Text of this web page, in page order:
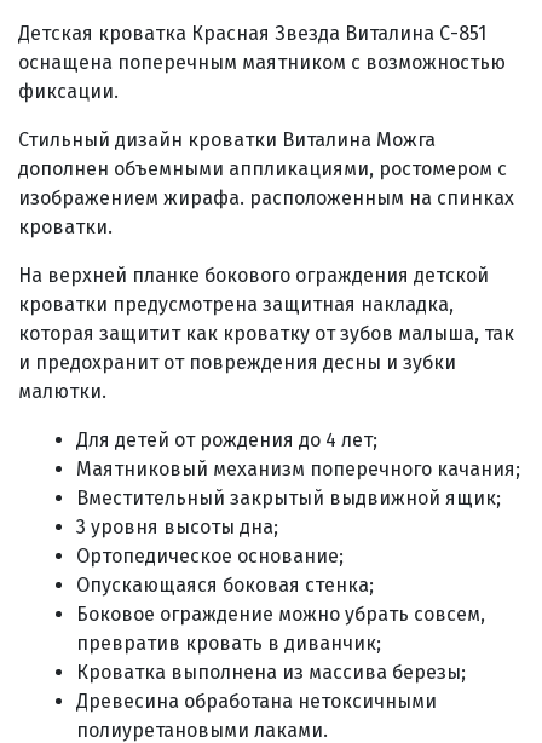
Детская кроватка Красная Звезда Виталина С-851
оснащена поперечным маятником с возможностью
фиксации.
Стильный дизайн кроватки Виталина Можга
дополнен объемными аппликациями, ростомером с
изображением жирафа. расположенным на спинках
кроватки.
На верхней планке бокового ограждения детской
кроватки предусмотрена защитная накладка,
которая защитит как кроватку от зубов малыша, так
и предохранит от повреждения десны и зубки
малютки.
Для детей от рождения до 4 лет;
Маятниковый механизм поперечного качания;
Вместительный закрытый выдвижной ящик;
3 уровня высоты дна;
Ортопедическое основание;
Опускающаяся боковая стенка;
Боковое ограждение можно убрать совсем,
превратив кровать в диванчик;
Кроватка выполнена из массива березы;
Древесина обработана нетоксичными
полиуретановыми лаками.